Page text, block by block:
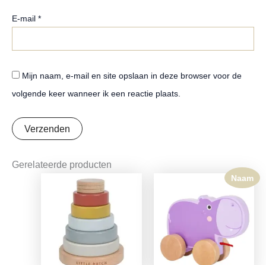
E-mail *
Mijn naam, e-mail en site opslaan in deze browser voor de
volgende keer wanneer ik een reactie plaats.
Gerelateerde producten
Oorspronkelijke
prijs
was:
€15,99.
Huidige
prijs
€12,63.
Naam